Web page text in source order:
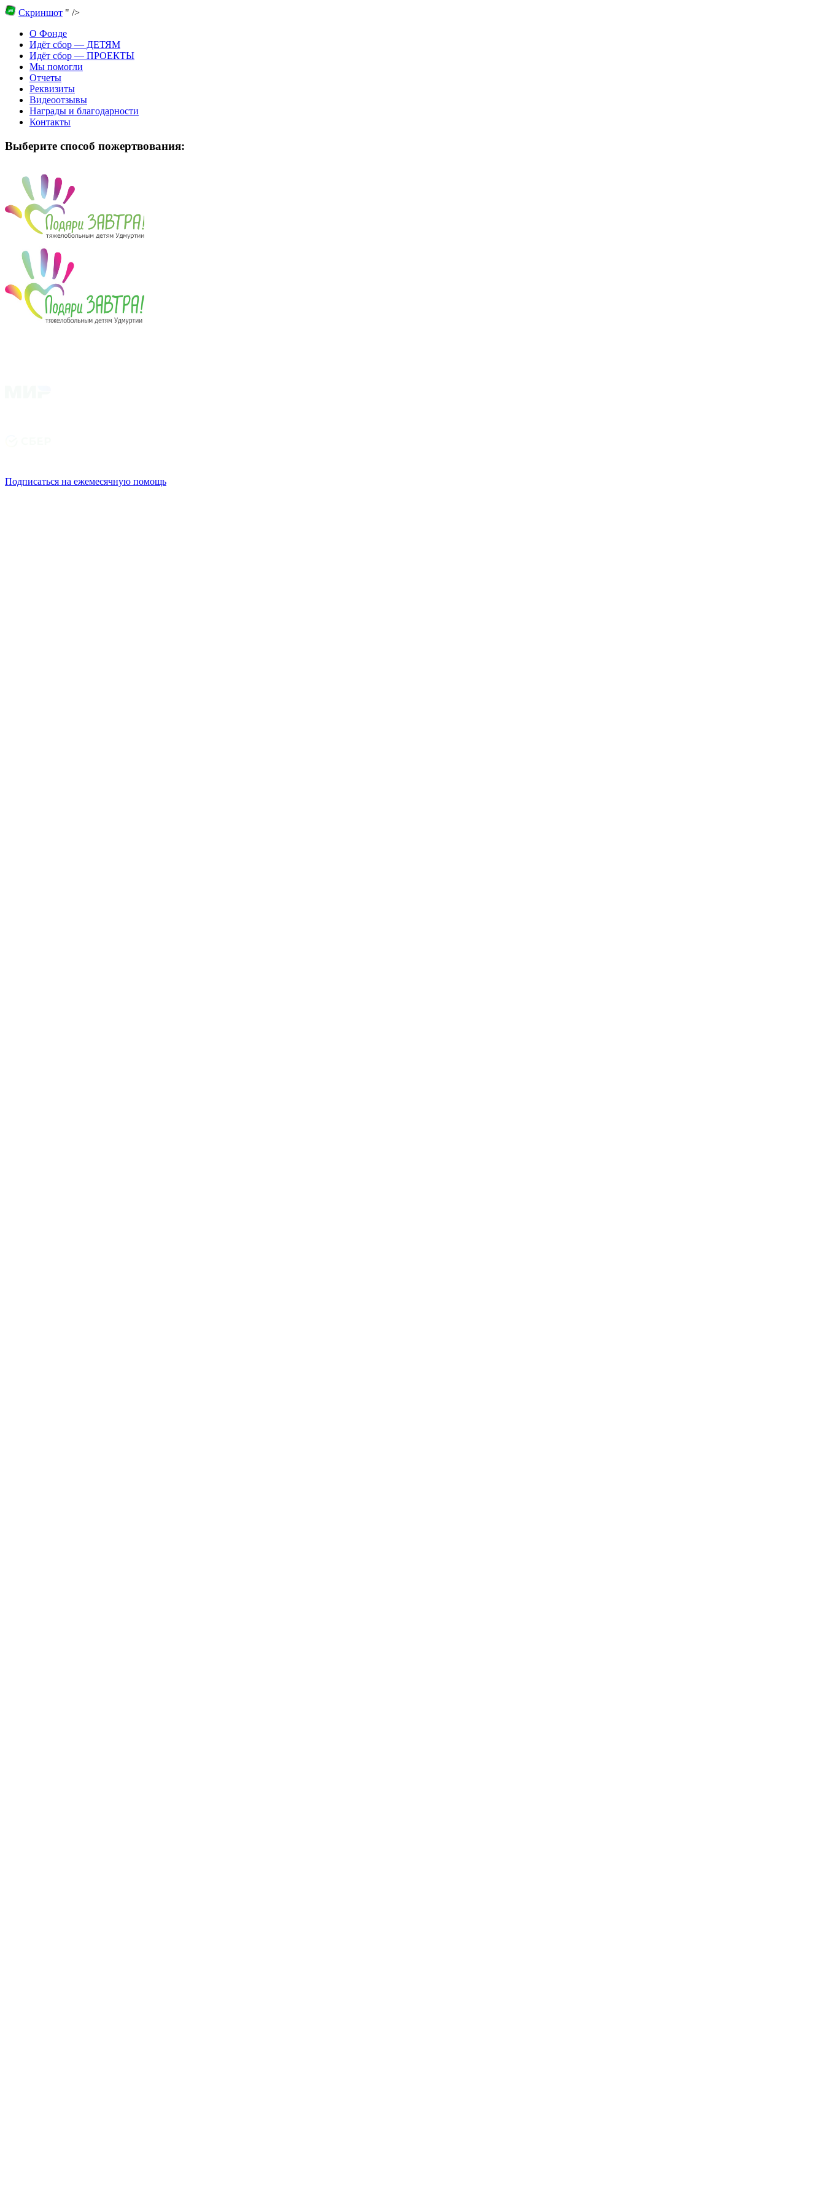
Скриншот " />
О Фонде
Идёт сбор — ДЕТЯМ
Идёт сбор — ПРОЕКТЫ
Мы помогли
Отчеты
Реквизиты
Видеоотзывы
Награды и благодарности
Контакты
Выберите способ пожертвования:
Подписаться на ежемесячную помощь